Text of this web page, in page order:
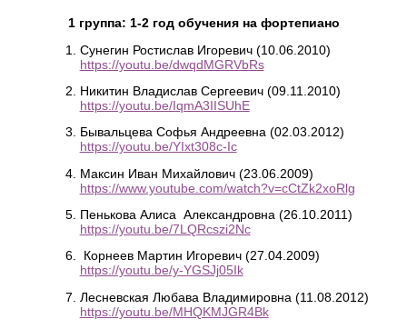
1 группа: 1-2 год обучения на фортепиано
Сунегин Ростислав Игоревич (10.06.2010)
https://youtu.be/dwqdMGRVbRs
Никитин Владислав Сергеевич (09.11.2010)
https://youtu.be/IqmA3IISUhE
Бывальцева Софья Андреевна (02.03.2012)
https://youtu.be/YIxt308c-Ic
Максин Иван Михайлович (23.06.2009)
https://www.youtube.com/watch?v=cCtZk2xoRlg
Пенькова Алиса Александровна (26.10.2011)
https://youtu.be/7LQRcszi2Nc
Корнеев Мартин Игоревич (27.04.2009)
https://youtu.be/y-YGSJj05Ik
Лесневская Любава Владимировна (11.08.2012)
https://youtu.be/MHQKMJGR4Bk